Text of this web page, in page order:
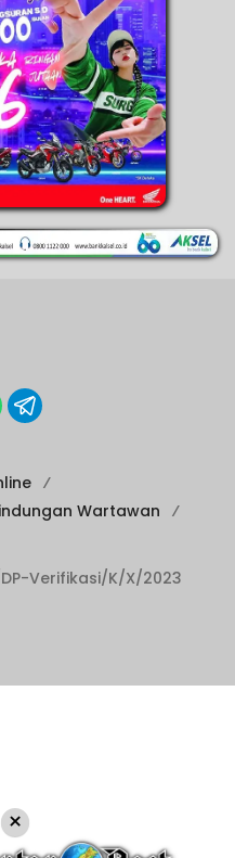
Wartawan
Verifikasi/K/X/2023
×